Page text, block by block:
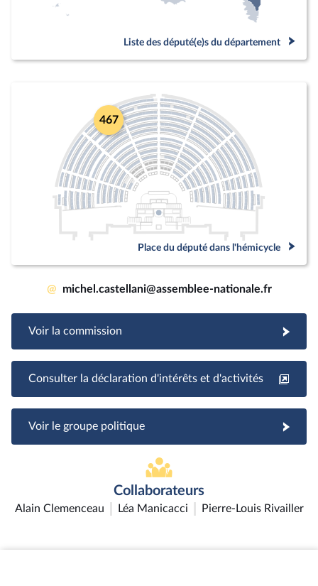
Liste des député(e)s du département
467
Place du député dans l'hémicycle
@ michel.castellani@assemblee-nationale.fr
Voir la commission
Consulter la déclaration d'intérêts et d'activités
Voir le groupe politique
Collaborateurs
Alain Clemenceau Léa Manicacci Pierre-Louis Rivailler